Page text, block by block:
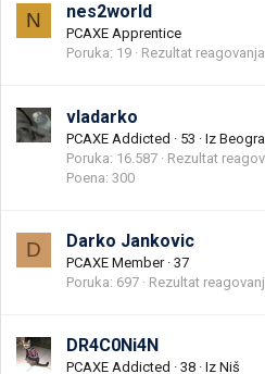
N nes2world
PCAXE Apprentice
Poruka 19 Rezultat reagovanja
vladarko
PCAXE Addicted · 53 · Iz
Poruka 16.587 Rezultat
Poena 300
D Darko Jankovic
PCAXE Member · 37
Poruka 697 Rezultat
DR4C0Ni4N
PCAXE Addicted · 38 · Iz Niš